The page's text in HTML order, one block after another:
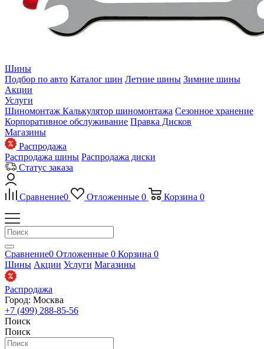
Шины
Подбор по авто Каталог шин Летние шины Зимние шины
Акции
Услуги
Шиномонтаж Калькулятор шиномонтажа Сезонное хранение
Корпоративное обслуживание Правка Дисков
Магазины
Распродажа
Распродажа шины Распродажа диски
Статус заказа
Сравнение0 Отложенные 0 Корзина 0
Сравнение0 Отложенные 0 Корзина 0
Шины Акции Услуги Магазины
Распродажа
Город: Москва
+7 (499) 288-85-56
Поиск
Поиск